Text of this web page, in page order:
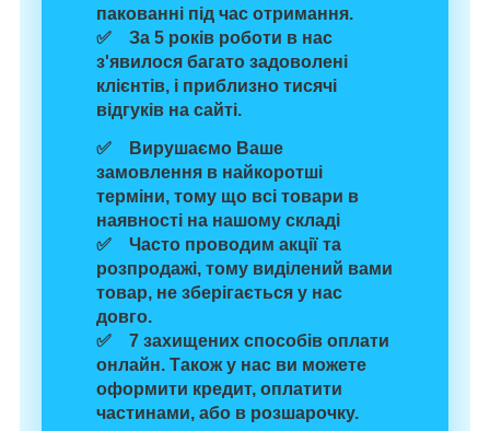
пакованні під час отримання.
✅ За 5 років роботи в нас
з'явилося багато задоволені
клієнтів, і приблизно тисячі
відгуків на сайті.
✅ Вирушаємо Ваше
замовлення в найкоротші
терміни, тому що всі товари в
наявності на нашому складі
✅ Часто проводим акції та
розпродажі, тому виділений вами
товар, не зберігається у нас
довго.
✅ 7 захищених способів оплати
онлайн. Також у нас ви можете
оформити кредит, оплатити
частинами, або в розшарочку.